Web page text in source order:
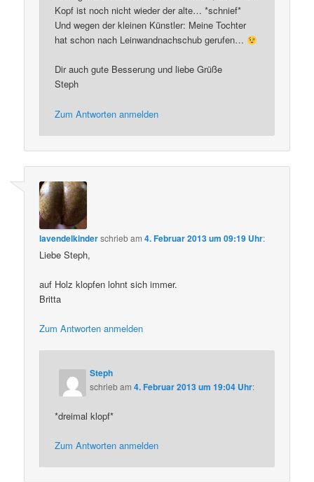
Kopf ist noch nicht wieder der alte… *schnief*
Und wegen der kleinen Künstler: Meine Tochter
hat schon nach Leinwandnachschub gerufen…
Dir auch gute Besserung und liebe Grüße
Steph
Zum Antworten anmelden
lavendelkinderschriebam4. Februar 2013 um 09:19 Uhr:
Liebe Steph,
auf Holz klopfen lohnt sich immer.
Britta
Zum Antworten anmelden
Steph
schriebam4. Februar 2013 um 19:04 Uhr:
*dreimal klopf*
Zum Antworten anmelden